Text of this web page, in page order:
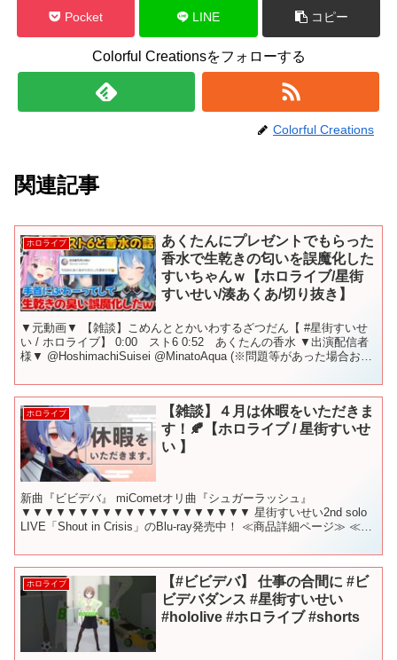
Pocket LINE コピー
Colorful Creationsをフォローする
Colorful Creations
関連記事
ホロライブ
あくたんにプレゼントでもらった
香水で生乾きの匂いを誤魔化した
すいちゃんｗ【ホロライブ/星街
すいせい/湊あくあ/切り抜き】
▼元動画▼ 【雑談】こめんととかいわするざつだん【 #星街すいせ
い / ホロライブ】 0:00 スト6 0:52 あくたんの香水 ▼出演配信者
様▼ @HoshimachiSuisei @MinatoAqua (※問題等があった場合お手
ホロライブ
【雑談】４月は休暇をいただきま
す！🍂【ホロライブ / 星街すいせ
い 】
新曲『ビビデバ』 miCometオリ曲『シュガーラッシュ』
▼▼▼▼▼▼▼▼▼▼▼▼▼▼▼▼▼▼▼▼ 星街すいせい2nd solo
LIVE「Shout in Crisis」のBlu-ray発売中！ ≪商品詳細ページ≫ ≪星
ホロライブ
【#ビビデバ】 仕事の合間に #ビ
ビデバダンス #星街すいせい
#hololive #ホロライブ #shorts